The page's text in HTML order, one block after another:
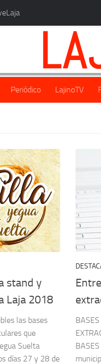
Periódico LajinoTV
stand y
Laja 2018
las bases
que
Suelta
días 27 y 28 de